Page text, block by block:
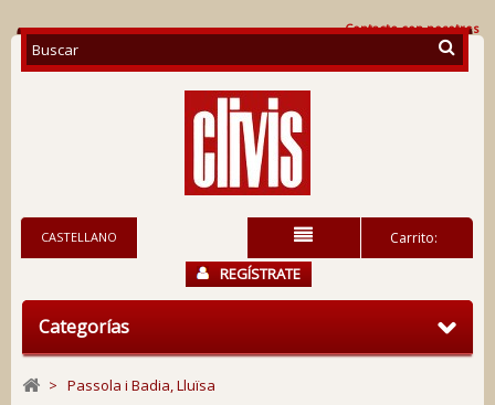
Contacte con nosotros
Carrito:
CASTELLANO
REGÍSTRATE
Categorías
> Passola i Badia, Lluïsa